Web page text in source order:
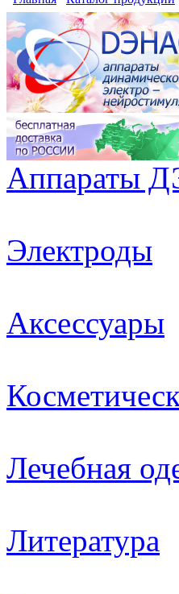
Аппараты
Электроды
Аксессуары
Лечебная
Литература